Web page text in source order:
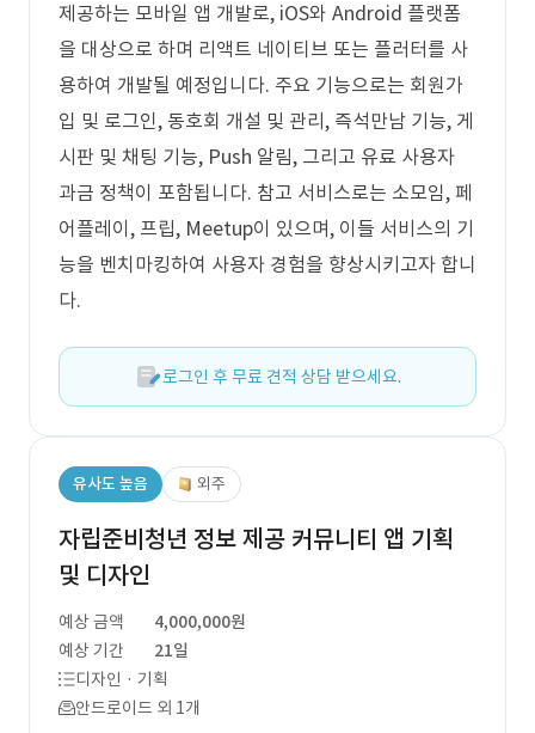
제공하는 모바일 앱 개발로, iOS와 Android 플랫폼
을 대상으로 하며 리액트 네이티브 또는 플러터를 사
용하여 개발될 예정입니다. 주요 기능으로는 회원가
입 및 로그인, 동호회 개설 및 관리, 즉석만남 기능, 게
시판 및 채팅 기능, Push 알림, 그리고 유료 사용자
과금 정책이 포함됩니다. 참고 서비스로는 소모임, 페
어플레이, 프립, Meetup이 있으며, 이들 서비스의 기
능을 벤치마킹하여 사용자 경험을 향상시키고자 합니
다.
로그인 후 무료 견적 상담 받으세요.
유사도 높음 외주
자립준비청년 정보 제공 커뮤니티 앱 기획
및 디자인
예상 금액
4,000,000원
예상 기간
21일
디자인 · 기획
안드로이드 외 1개